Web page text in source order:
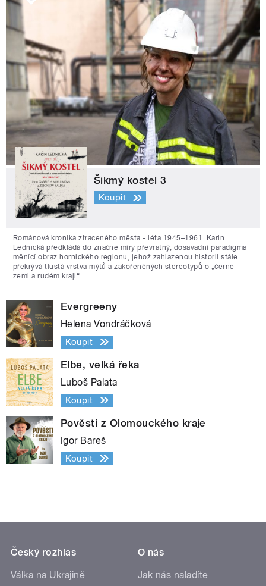
Šikmý kostel 3
Koupit
Románová kronika ztraceného města - léta 1945–1961. Karin
Lednická předkládá do značné míry převratný, dosavadní paradigma
měnící obraz hornického regionu, jehož zahlazenou historii stále
překrývá tlustá vrstva mýtů a zakořeněných stereotypů o „černé
zemi a rudém kraji“.
Evergreeny
Helena Vondráčková
Koupit
Elbe, velká řeka
Luboš Palata
Koupit
Pověsti z Olomouckého kraje
Igor Bareš
Koupit
Český rozhlas
Válka na Ukrajině
O nás
Jak nás naladíte